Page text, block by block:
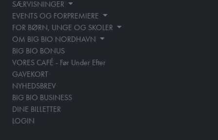
SÆRVISNINGER
EVENTS OG FORPREMIERE
FOR BØRN, UNGE OG SKOLER
OM BIG BIO NORDHAVN
BIG BIO BONUS
VORES CAFÉ - Før Under Efter
GAVEKORT
NYHEDSBREV
BIG BIO BUSINESS
DINE BILLETTER
LOGIN